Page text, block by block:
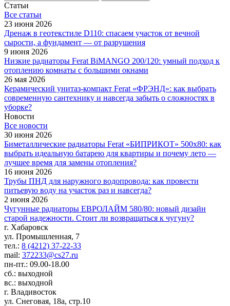
Статьи
Все cтатьи
23 июня 2026
Дренаж в геотекстиле D110: спасаем участок от вечной
сырости, а фундамент — от разрушения
9 июня 2026
Низкие радиаторы Ferat BiMANGO 200/120: умный подход к
отоплению комнаты с большими окнами
26 мая 2026
Керамический унитаз-компакт Ferat «ФРЭНД»: как выбрать
современную сантехнику и навсегда забыть о сложностях в
уборке?
Новости
Все новости
30 июня 2026
Биметаллические радиаторы Ferat «БИПРИКОТ» 500x80: как
выбрать идеальную батарею для квартиры и почему лето —
лучшее время для замены отопления?
16 июня 2026
Трубы ПНД для наружного водопровода: как провести
питьевую воду на участок раз и навсегда?
2 июня 2026
Чугунные радиаторы ЕВРОЛАЙМ 580/80: новый дизайн
старой надежности. Стоит ли возвращаться к чугуну?
г. Хабаровск
ул. Промышленная, 7
тел.: 8 (4212) 37-22-33
mail: 372233@cs27.ru
пн-пт.: 09.00-18.00
сб.: выходной
вс.: выходной
г. Владивосток
ул. Снеговая, 18а, стр.10